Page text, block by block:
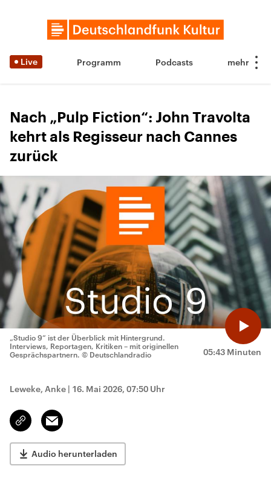
Live Programm Podcasts
Nach „Pulp Fiction“: John Travolta
kehrt als Regisseur nach Cannes
zurück
05:43 Minuten
„Studio 9“ ist der Überblick mit Hintergrund.
Interviews, Reportagen, Kritiken – mit originellen
Gesprächspartnern. © Deutschlandradio
Leweke, Anke | 16. Mai 2026, 07:50 Uhr
Link
kopieren/teilen
Email
Audio herunterladen